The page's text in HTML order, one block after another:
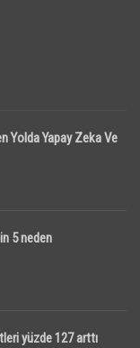
Yolda Yapay Zeka Ve
5 neden
yüzde 127 arttı